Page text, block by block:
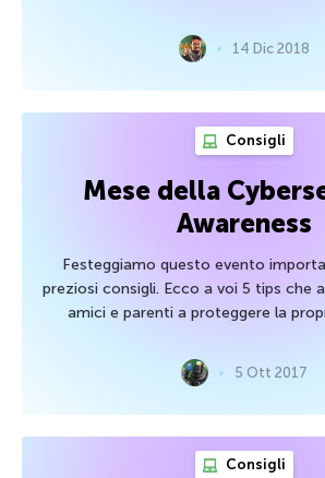
14 Dic 2018
Consigli
Mese della
Awareness
Festeggiamo questo evento
preziosi consigli. Ecco a voi 5 tips che
amici e parenti a proteggere la
5 Ott 2017
Consigli